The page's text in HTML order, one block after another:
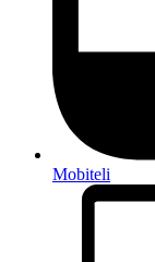
Mobiteli